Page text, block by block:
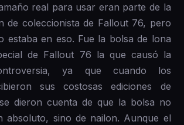
real para usar eran parte de la
de coleccionista de Fallout 76, pero
estaba en eso. Fue la bolsa de lona
de Fallout 76 la que causó la
ya que cuando los
sus costosas ediciones de
dieron cuenta de que la bolsa no
absoluto, sino de nailon. Aunque el